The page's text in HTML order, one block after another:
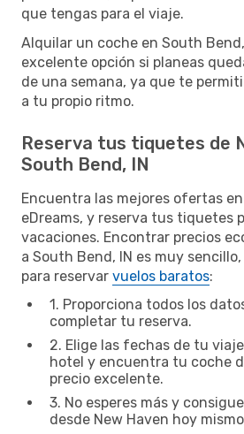
que tengas para el viaje.
Alquilar un coche en South
excelente opción si planeas
de una semana, ya que te
a tu propio ritmo.
Reserva tus tiquetes de
South Bend, IN
Encuentra las mejores ofertas
eDreams, y reserva tus tiquetes
vacaciones. Encontrar precios
a South Bend, IN es muy
para reservar vuelos baratos:
1. Proporciona todos los
completar tu reserva.
2. Elige las fechas de tu
hotel y encuentra tu coche
precio excelente.
3. No esperes más y
desde New Haven hoy